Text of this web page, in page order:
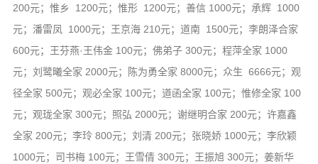
200元；惟乡 1200元；惟形 1200元；善信 1000元；承辉 1000
元；潘雷凤 1000元；王京海 210元；道南 1500元；李朗泽合家
600元；王芬燕·王伟金 100元；佛弟子 300元；程萍全家 1000
元；刘鹭曦全家 2000元；陈为勇全家 8000元；众生 6666元；观
径全家 500元；观必全家 100元；道函全家 100元；惟修全家 100
元；观珑全家 300元；照弘 2000元；谢继明合家 200元；许嘉鑫
全家 200元；李玲 800元；刘清 200元；张晓娇 1000元；李欣颖
1000元；司书梅 100元；王雪倩 300元；王振旭 300元；姜新华